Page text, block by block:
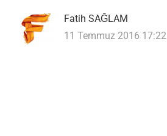
Fatih SAĞLAM
11 Temmuz 2016 17:22